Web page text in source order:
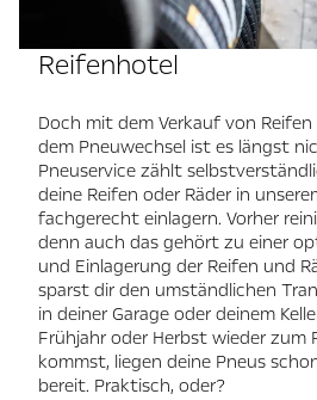
Reifenhotel
Doch mit dem Verkauf von
dem Pneuwechsel ist es längst
Pneuservice zählt
deine Reifen oder Räder in
fachgerecht einlagern. Vorher
denn auch das gehört zu einer
und Einlagerung der Reifen und
sparst dir den umständlichen
in deiner Garage oder deinem
Frühjahr oder Herbst wieder zum
kommst, liegen deine Pneus
bereit. Praktisch, oder?